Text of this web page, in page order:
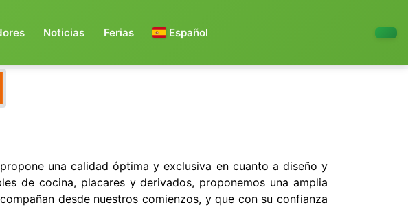
Noticias Ferias Español
una calidad óptima y exclusiva en cuanto a diseño y
de cocina, placares y derivados, proponemos una amplia
desde nuestros comienzos, y que con su confianza